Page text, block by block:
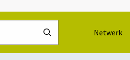
Doorzoek
de
website
Netwerk